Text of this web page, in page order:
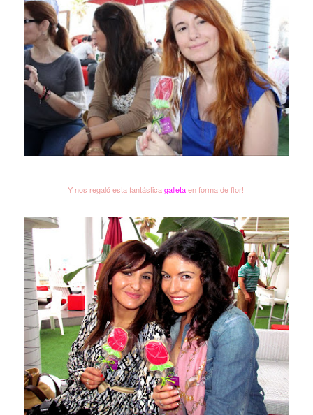
Y nos regaló esta fantásticagalletaen forma de flor!!